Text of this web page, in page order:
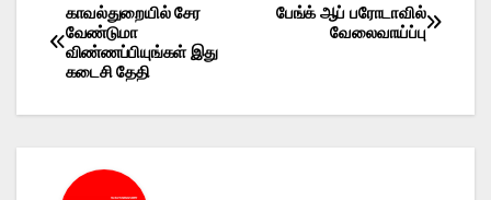
Post
navigation
பேங்க் ஆப் பரோடாவில்
வேலைவாய்ப்பு
காவல்துறையில் சேர
வேண்டுமா
விண்ணப்பியுங்கள் இது
கடைசி தேதி